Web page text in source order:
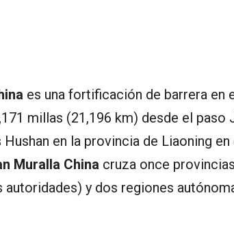
es una fortificación de barrera en
millas (21,196 km) desde el paso
Hushan en la provincia de Liaoning
Muralla China cruza once
autoridades) y dos regiones